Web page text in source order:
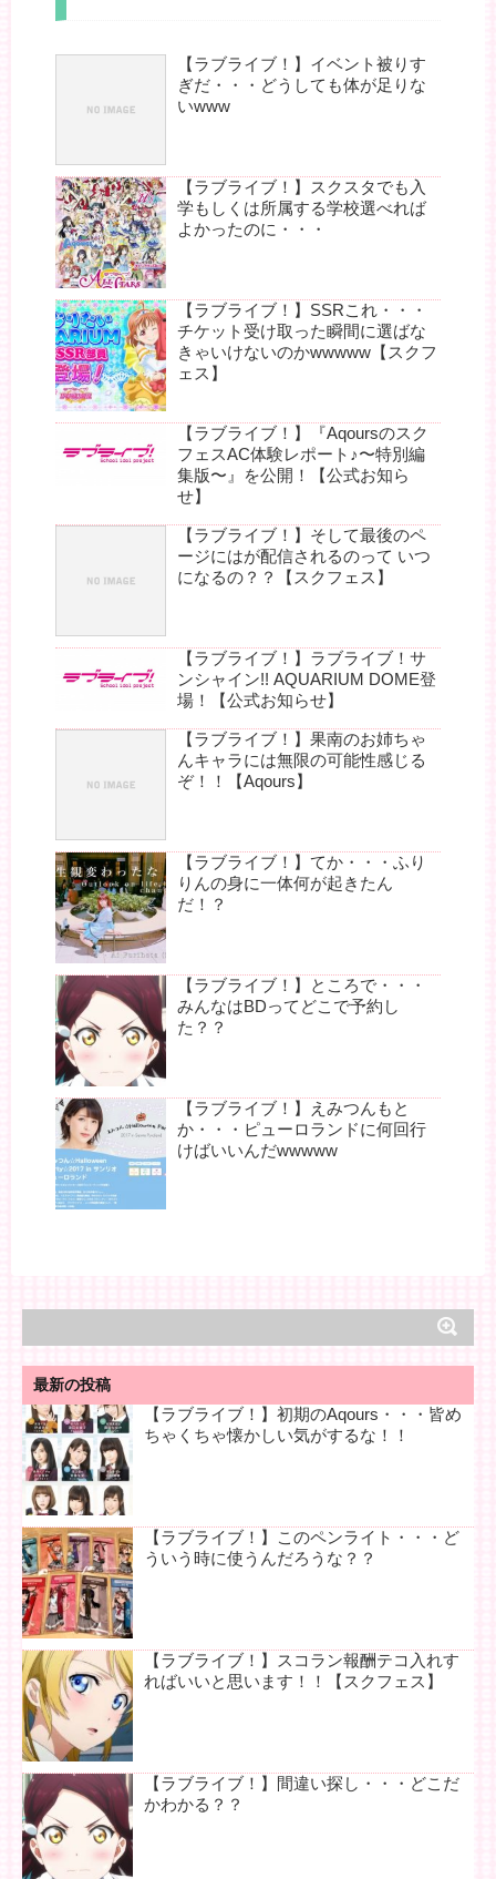
【ラブライブ！】イベント被りす
ぎだ・・・どうしても体が足りな
いwww
【ラブライブ！】スクスタでも入
学もしくは所属する学校選べれば
よかったのに・・・
【ラブライブ！】SSRこれ・・・
チケット受け取った瞬間に選ばな
きゃいけないのかwwwww【スクフ
ェス】
【ラブライブ！】『Aqoursのスク
フェスAC体験レポート♪〜特別編
集版〜』を公開！【公式お知ら
せ】
【ラブライブ！】そして最後のペ
ージにはが配信されるのって いつ
になるの？？【スクフェス】
【ラブライブ！】ラブライブ！サ
ンシャイン!! AQUARIUM DOME登
場！【公式お知らせ】
【ラブライブ！】果南のお姉ちゃ
んキャラには無限の可能性感じる
ぞ！！【Aqours】
【ラブライブ！】てか・・・ふり
りんの身に一体何が起きたん
だ！？
【ラブライブ！】ところで・・・
みんなはBDってどこで予約し
た？？
【ラブライブ！】えみつんもと
か・・・ピューロランドに何回行
けばいいんだwwwww
最新の投稿
【ラブライブ！】初期のAqours・・・皆め
ちゃくちゃ懐かしい気がするな！！
【ラブライブ！】このペンライト・・・ど
ういう時に使うんだろうな？？
【ラブライブ！】スコラン報酬テコ入れす
ればいいと思います！！【スクフェス】
【ラブライブ！】間違い探し・・・どこだ
かわかる？？